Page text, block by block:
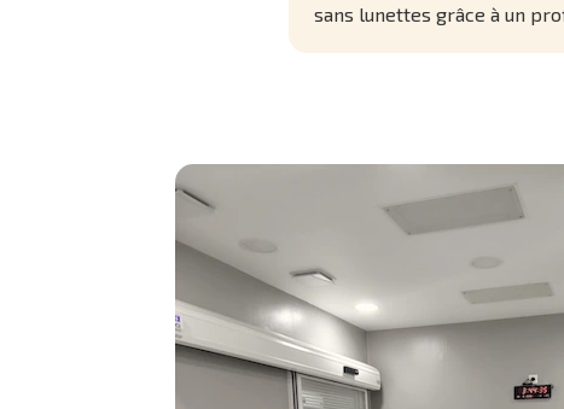
sans lunettes grâce à un